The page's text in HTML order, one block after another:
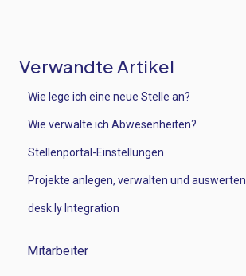
Verwandte Artikel
Wie lege ich eine neue Stelle an?
Wie verwalte ich Abwesenheiten?
Stellenportal-Einstellungen
Projekte anlegen, verwalten und auswerten
desk.ly Integration
Mitarbeiter